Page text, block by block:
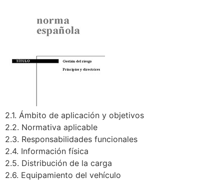
2.1. Ámbito de aplicación y objetivos
2.2. Normativa aplicable
2.3. Responsabilidades funcionales
2.4. Información física
2.5. Distribución de la carga
2.6. Equipamiento del vehículo